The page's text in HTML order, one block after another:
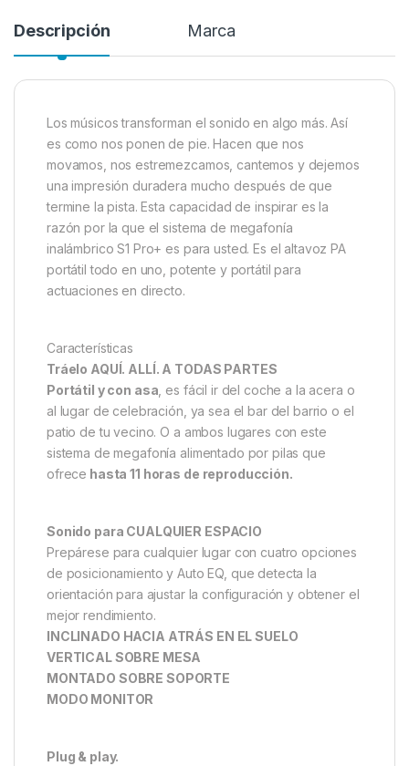
Descripción Marca
Los músicos transforman el sonido en algo más. Así
es como nos ponen de pie. Hacen que nos
movamos, nos estremezcamos, cantemos y dejemos
una impresión duradera mucho después de que
termine la pista. Esta capacidad de inspirar es la
razón por la que el sistema de megafonía
inalámbrico S1 Pro+ es para usted. Es el altavoz PA
portátil todo en uno, potente y portátil para
actuaciones en directo.
Características
Tráelo AQUÍ. ALLÍ. A TODAS PARTES
Portátil y con asa , es fácil ir del coche a la acera o
al lugar de celebración, ya sea el bar del barrio o el
patio de tu vecino. O a ambos lugares con este
sistema de megafonía alimentado por pilas que
ofrece hasta 11 horas de reproducción.
Sonido para CUALQUIER ESPACIO
Prepárese para cualquier lugar con cuatro opciones
de posicionamiento y Auto EQ, que detecta la
orientación para ajustar la configuración y obtener el
mejor rendimiento.
INCLINADO HACIA ATRÁS EN EL SUELO
VERTICAL SOBRE MESA
MONTADO SOBRE SOPORTE
MODO MONITOR
Plug & play.